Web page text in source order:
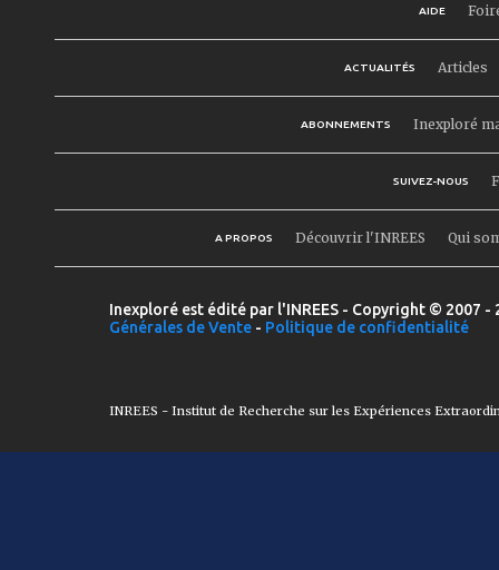
AIDE
ACTUALITÉS Articles
ABONNEMENTS Inexploré
SUIVEZ-NOUS
A PROPOS Découvrir l'INREES Qui
Inexploré est édité par l'INREES - Copyright © 2007
Générales de Vente - Politique de confidentialité
INREES - Institut de Recherche sur les Expériences